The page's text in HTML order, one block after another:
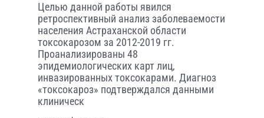
Целью данной работы явился
ретроспективный анализ заболеваемости
населения Астраханской области
токсокарозом за 2012-2019 гг.
Проанализированы 48
эпидемиологических карт лиц,
инвазированных токсокарами. Диагноз
«токсокароз» подтверждался данными
клиническ